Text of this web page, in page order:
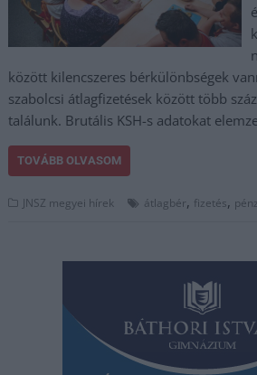
között kilencszeres bérkülönbségek
szabolcsi átlagfizetések között több
találunk. Brutális KSH-s adatokat
TOVÁBB OLVASOM
JNSZ megyei hírek átlagbér, fizetés,